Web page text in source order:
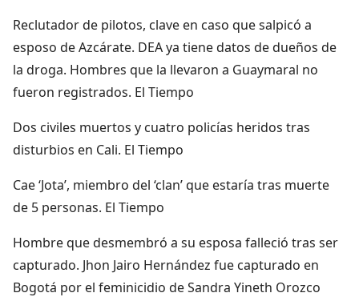
Reclutador de pilotos, clave en caso que salpicó a
esposo de Azcárate. DEA ya tiene datos de dueños de
la droga. Hombres que la llevaron a Guaymaral no
fueron registrados. El Tiempo
Dos civiles muertos y cuatro policías heridos tras
disturbios en Cali. El Tiempo
Cae ‘Jota’, miembro del ‘clan’ que estaría tras muerte
de 5 personas. El Tiempo
Hombre que desmembró a su esposa falleció tras ser
capturado. Jhon Jairo Hernández fue capturado en
Bogotá por el feminicidio de Sandra Yineth Orozco